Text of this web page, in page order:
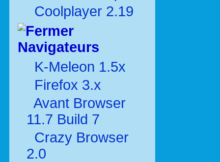
Coolplayer 2.19
Navigateurs
K-Meleon 1.5x
Firefox 3.x
Avant Browser
11.7 Build 7
Crazy Browser
2.0